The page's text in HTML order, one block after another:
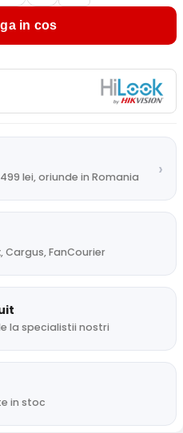
in cos
lei, oriunde in Romania ›
Cargus, FanCourier
la specialistii nostri
in stoc